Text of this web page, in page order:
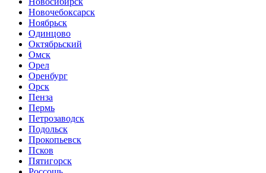
Новочебоксарск
Ноябрьск
Одинцово
Октябрьский
Омск
Орел
Оренбург
Орск
Пенза
Пермь
Петрозаводск
Подольск
Прокопьевск
Псков
Пятигорск